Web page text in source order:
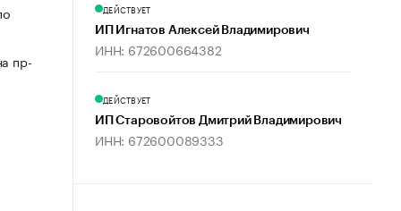
пр-
ДЕЙСТВУЕТ
ИП Игнатов Алексей Владимирович
ИНН: 672600664382
ДЕЙСТВУЕТ
ИП Старовойтов Дмитрий Владимирович
ИНН: 672600089333